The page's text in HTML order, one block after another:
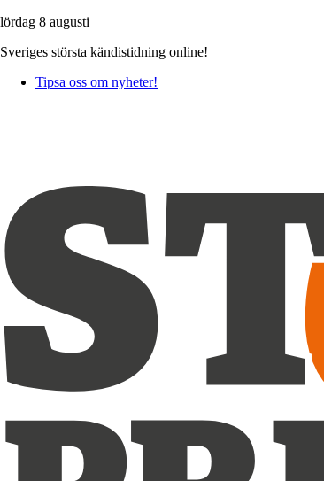
lördag 8 augusti
Sveriges största kändistidning online!
Tipsa oss om nyheter!